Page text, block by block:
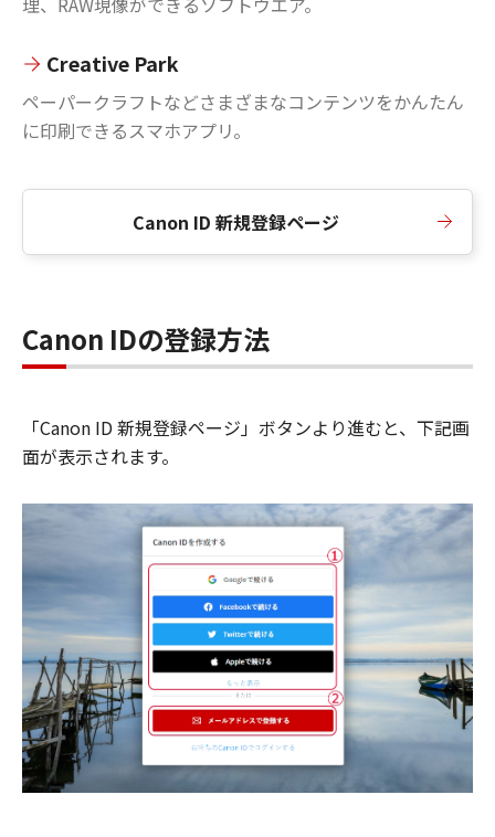
Creative Park
ペーパークラフトなどさまざまなコンテンツをかんたん
に印刷できるスマホアプリ。
Canon ID 新規登録ページ
Canon IDの登録方法
「Canon ID 新規登録ページ」ボタンより進むと、下記画
面が表示されます。